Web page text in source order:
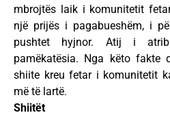
mbrojtës laik i komunitetit
një prijës i pagabueshëm, i
pushtet hyjnor. Atij i
pamëkatësia. Nga këto fakte
shiite kreu fetar i komunitetit
më të lartë.
Shiitët